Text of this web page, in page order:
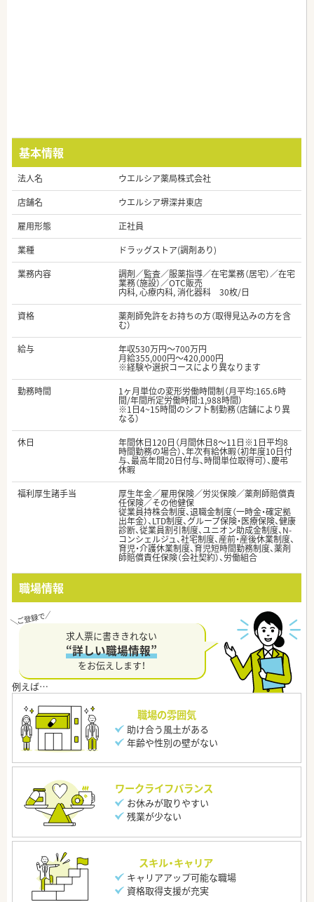
基本情報
法人名
ウエルシア薬局株式会社
店舗名
ウエルシア堺深井東店
雇用形態
正社員
業種
ドラッグストア(調剤あり)
業務内容
調剤／監査／服薬指導／在宅業務（居宅）／在宅
業務（施設）／OTC販売
内科, 心療内科, 消化器科 30枚/日
資格
薬剤師免許をお持ちの方（取得見込みの方を含
む）
給与
年収530万円～700万円
月給355,000円～420,000円
※経験や選択コースにより異なります
勤務時間
1ヶ月単位の変形労働時間制（月平均:165.6時
間/年間所定労働時間:1,988時間）
※1日4~15時間のシフト制勤務（店舗により異
なる）
休日
年間休日120日（月間休日8～11日※1日平均8
時間勤務の場合）、年次有給休暇（初年度10日付
与、最高年間20日付与、時間単位取得可）、慶弔
休暇
福利厚生諸手当
厚生年金／雇用保険／労災保険／薬剤師賠償責
任保険／その他健保
従業員持株会制度、退職金制度（一時金・確定拠
出年金）、LTD制度、グループ保険・医療保険、健康
診断、従業員割引制度、ユニオン助成金制度、N-
コンシェルジュ、社宅制度、産前・産後休業制度、
育児・介護休業制度、育児短時間勤務制度、薬剤
師賠償責任保険（会社契約）、労働組合
職場情報
求人票に書ききれない
“詳しい職場情報”
をお伝えします！
職場の雰囲気
助け合う風土がある
年齢や性別の壁がない
ワークライフバランス
お休みが取りやすい
残業が少ない
スキル・キャリア
キャリアアップ可能な職場
資格取得支援が充実